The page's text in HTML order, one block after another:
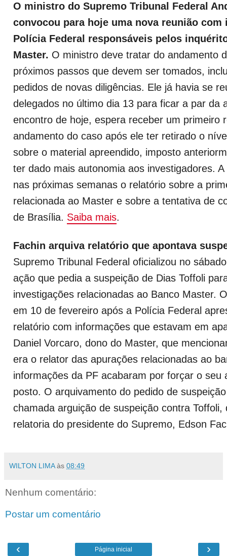
O ministro do Supremo Tribunal Federal
convocou para hoje uma nova reunião com
Polícia Federal responsáveis pelos
Master. O ministro deve tratar do andamento
próximos passos que devem ser tomados,
pedidos de novas diligências. Ele já havia se
delegados no último dia 13 para ficar a par da
encontro de hoje, espera receber um primeiro
andamento do caso após ele ter retirado o
sobre o material apreendido, imposto
ter dado mais autonomia aos investigadores.
nas próximas semanas o relatório sobre a
relacionada ao Master e sobre a tentativa de
de Brasília. Saiba mais.
Fachin arquiva relatório que apontava
Supremo Tribunal Federal oficializou no
ação que pedia a suspeição de Dias Toffoli
investigações relacionadas ao Banco Master.
em 10 de fevereiro após a Polícia Federal
relatório com informações que estavam em
Daniel Vorcaro, dono do Master, que
era o relator das apurações relacionadas ao
informações da PF acabaram por forçar o seu
posto. O arquivamento do pedido de
chamada arguição de suspeição contra Toffoli,
relatoria do presidente do Supremo, Edson
WILTON LIMA às 08:49
Nenhum comentário:
Postar um comentário
‹ ›
Página inicial